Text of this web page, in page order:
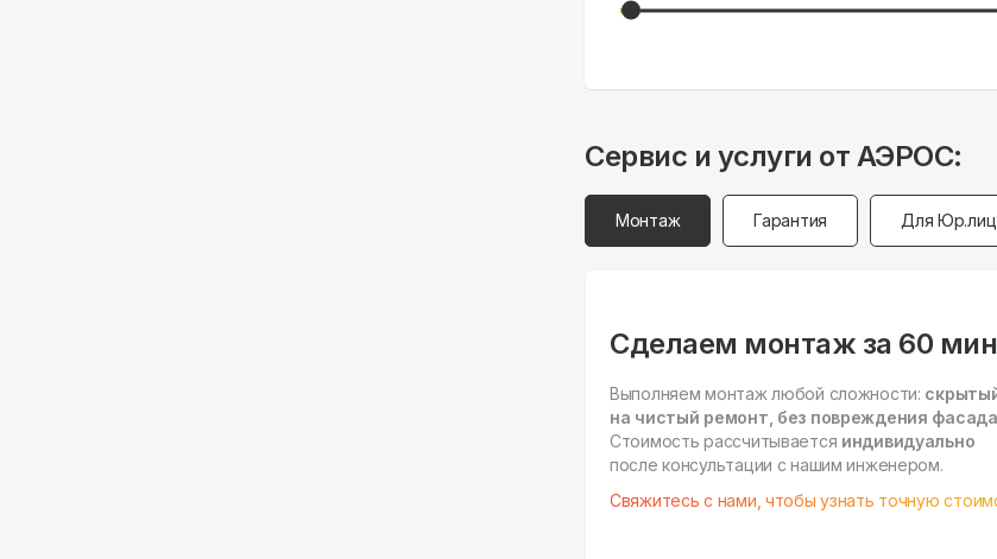
Сервис и услуги от АЭРОС:
Монтаж Гарантия Для Юр.лиц
Сделаем монтаж за 60
Выполняем монтаж любой сложности:
на чистый ремонт, без повреждения
Стоимость рассчитывается индивидуально
после консультации с нашим инженером.
Свяжитесь с нами, чтобы узнать точную